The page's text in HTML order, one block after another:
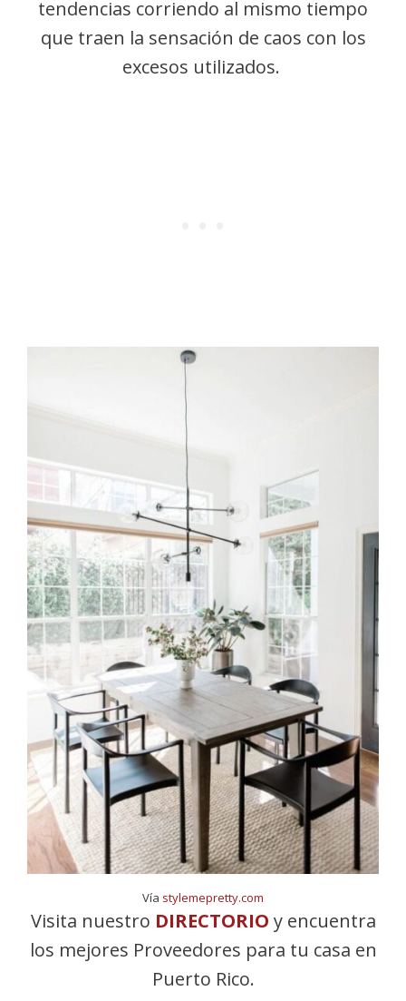
tendencias corriendo al mismo tiempo
que traen la sensación de caos con los
excesos utilizados.
Vía stylemepretty.com
Visita nuestro DIRECTORIO y encuentra
los mejores Proveedores para tu casa en
Puerto Rico.